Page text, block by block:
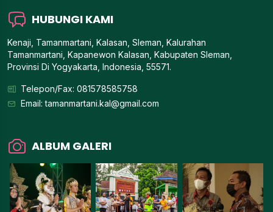
HUBUNGI KAMI
Kenaji, Tamanmartani, Kalasan, Sleman, Kalurahan
Tamanmartani, Kapanewon Kalasan, Kabupaten Sleman,
Provinsi Di Yogyakarta, Indonesia, 55571.
Telepon/Fax: 081578585758
Email:tamanmartani.kal@gmail.com
ALBUM GALERI